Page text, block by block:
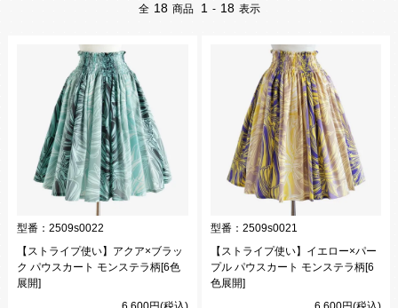
全 18 商品 1 - 18 表示
型番： 2509s0022
【ストライプ使い】アクア×ブラッ
ク パウスカート モンステラ柄[6色
展開]
型番： 2509s0021
【ストライプ使い】イエロー×パー
プル パウスカート モンステラ柄[6
色展開]